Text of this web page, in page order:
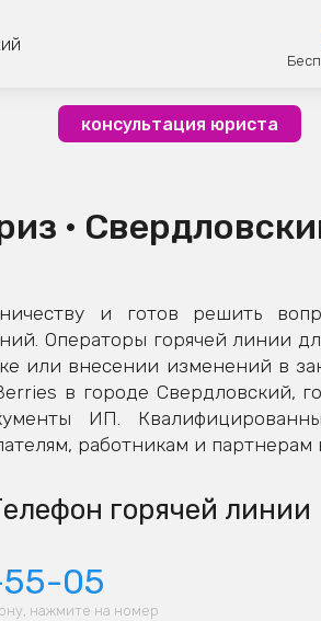
консультация юриста
•
и готов решить
Операторы горячей линии
или внесении изменений в
в городе Свердловский,
ИП.
работникам и партнерам
горячей линии
05
нажмите на номер